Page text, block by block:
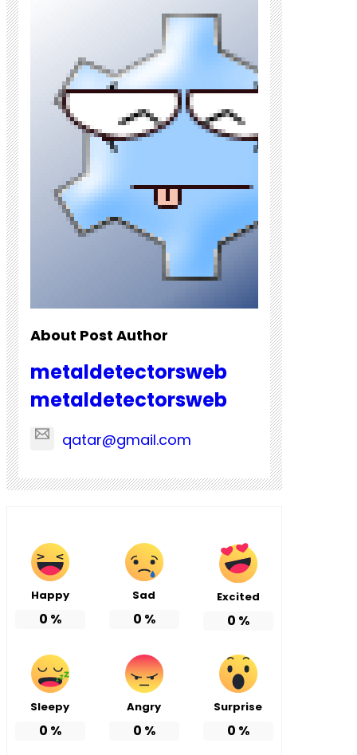
About Post Author
metaldetectorsweb
metaldetectorsweb
qatar@gmail.com
Happy
0 %
Sad
0 %
Excited
0 %
Sleepy
0 %
Angry
0 %
Surprise
0 %